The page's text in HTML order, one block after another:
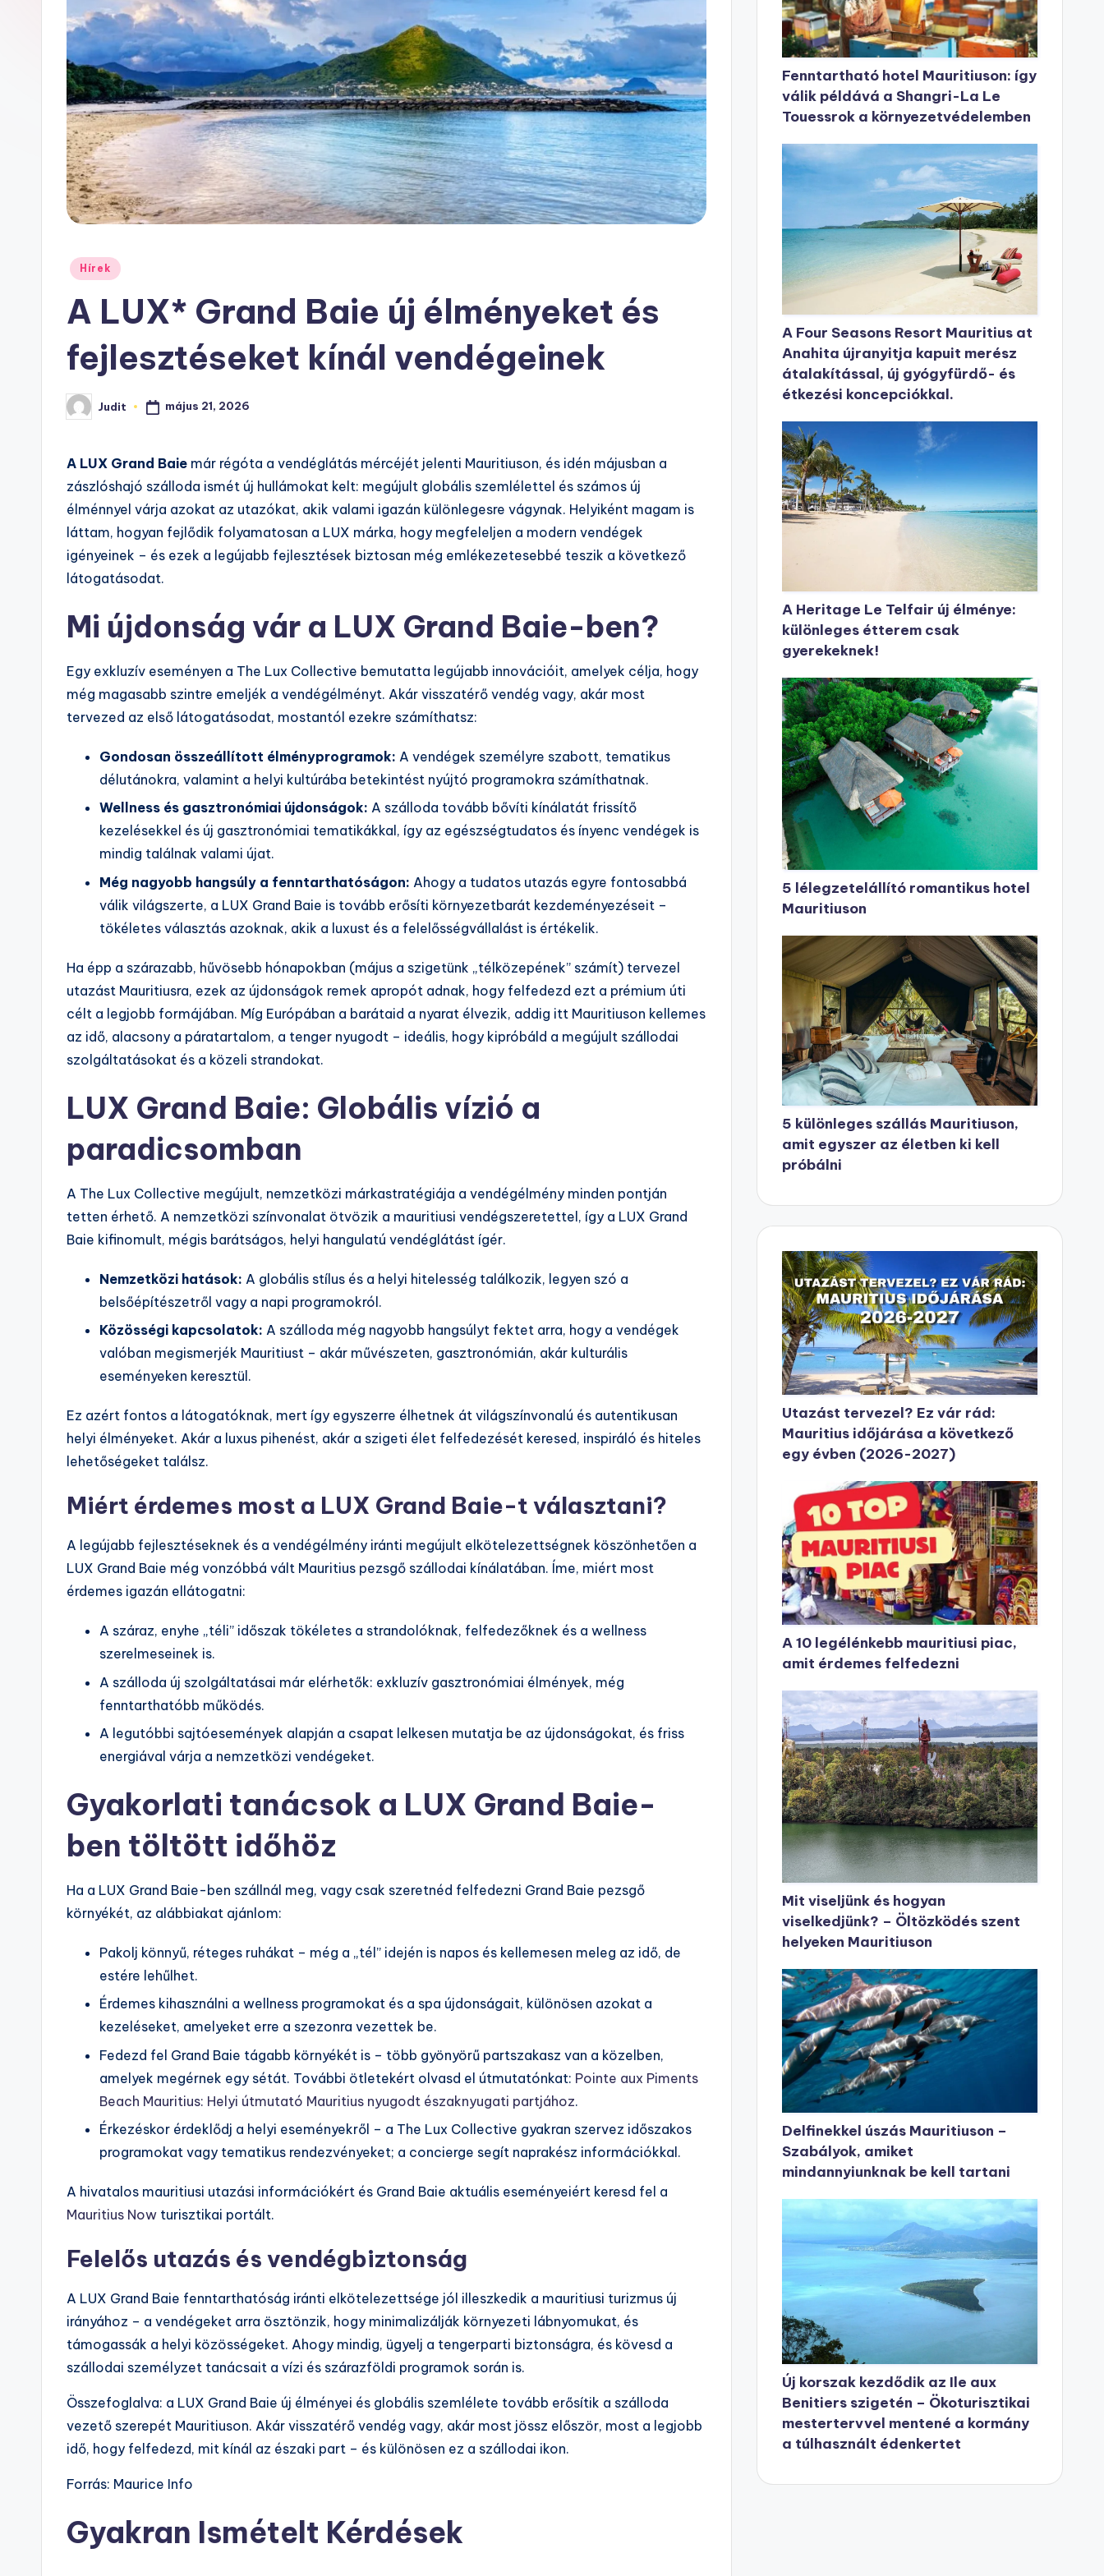
Posted
Hírek
A LUX* Grand Baie új élményeket és
fejlesztéseket kínál vendégeinek
Posted
by
Judit május 21, 2026
A LUX Grand Baie már régóta a vendéglátás mércéjét jelenti Mauritiuson, és idén májusban a
zászlóshajó szálloda ismét új hullámokat kelt: megújult globális szemlélettel és számos új
élménnyel várja azokat az utazókat, akik valami igazán különlegesre vágynak. Helyiként magam is
láttam, hogyan fejlődik folyamatosan a LUX márka, hogy megfeleljen a modern vendégek
igényeinek – és ezek a legújabb fejlesztések biztosan még emlékezetesebbé teszik a következő
látogatásodat.
Mi újdonság vár a LUX Grand Baie-ben?
Egy exkluzív eseményen a The Lux Collective bemutatta legújabb innovációit, amelyek célja, hogy
még magasabb szintre emeljék a vendégélményt. Akár visszatérő vendég vagy, akár most
tervezed az első látogatásodat, mostantól ezekre számíthatsz:
Gondosan összeállított élményprogramok: A vendégek személyre szabott, tematikus
délutánokra, valamint a helyi kultúrába betekintést nyújtó programokra számíthatnak.
Wellness és gasztronómiai újdonságok: A szálloda tovább bővíti kínálatát frissítő
kezelésekkel és új gasztronómiai tematikákkal, így az egészségtudatos és ínyenc vendégek is
mindig találnak valami újat.
Még nagyobb hangsúly a fenntarthatóságon: Ahogy a tudatos utazás egyre fontosabbá
válik világszerte, a LUX Grand Baie is tovább erősíti környezetbarát kezdeményezéseit –
tökéletes választás azoknak, akik a luxust és a felelősségvállalást is értékelik.
Ha épp a szárazabb, hűvösebb hónapokban (május a szigetünk „télközepének” számít) tervezel
utazást Mauritiusra, ezek az újdonságok remek apropót adnak, hogy felfedezd ezt a prémium úti
célt a legjobb formájában. Míg Európában a barátaid a nyarat élvezik, addig itt Mauritiuson kellemes
az idő, alacsony a páratartalom, a tenger nyugodt – ideális, hogy kipróbáld a megújult szállodai
szolgáltatásokat és a közeli strandokat.
LUX Grand Baie: Globális vízió a
paradicsomban
A The Lux Collective megújult, nemzetközi márkastratégiája a vendégélmény minden pontján
tetten érhető. A nemzetközi színvonalat ötvözik a mauritiusi vendégszeretettel, így a LUX Grand
Baie kifinomult, mégis barátságos, helyi hangulatú vendéglátást ígér.
Nemzetközi hatások: A globális stílus és a helyi hitelesség találkozik, legyen szó a
belsőépítészetről vagy a napi programokról.
Közösségi kapcsolatok: A szálloda még nagyobb hangsúlyt fektet arra, hogy a vendégek
valóban megismerjék Mauritiust – akár művészeten, gasztronómián, akár kulturális
eseményeken keresztül.
Ez azért fontos a látogatóknak, mert így egyszerre élhetnek át világszínvonalú és autentikusan
helyi élményeket. Akár a luxus pihenést, akár a szigeti élet felfedezését keresed, inspiráló és hiteles
lehetőségeket találsz.
Miért érdemes most a LUX Grand Baie-t választani?
A legújabb fejlesztéseknek és a vendégélmény iránti megújult elkötelezettségnek köszönhetően a
LUX Grand Baie még vonzóbbá vált Mauritius pezsgő szállodai kínálatában. Íme, miért most
érdemes igazán ellátogatni:
A száraz, enyhe „téli” időszak tökéletes a strandolóknak, felfedezőknek és a wellness
szerelmeseinek is.
A szálloda új szolgáltatásai már elérhetők: exkluzív gasztronómiai élmények, még
fenntarthatóbb működés.
A legutóbbi sajtóesemények alapján a csapat lelkesen mutatja be az újdonságokat, és friss
energiával várja a nemzetközi vendégeket.
Gyakorlati tanácsok a LUX Grand Baie-
ben töltött időhöz
Ha a LUX Grand Baie-ben szállnál meg, vagy csak szeretnéd felfedezni Grand Baie pezsgő
környékét, az alábbiakat ajánlom:
Pakolj könnyű, réteges ruhákat – még a „tél” idején is napos és kellemesen meleg az idő, de
estére lehűlhet.
Érdemes kihasználni a wellness programokat és a spa újdonságait, különösen azokat a
kezeléseket, amelyeket erre a szezonra vezettek be.
Fedezd fel Grand Baie tágabb környékét is – több gyönyörű partszakasz van a közelben,
amelyek megérnek egy sétát. További ötletekért olvasd el útmutatónkat: Pointe aux Piments
Beach Mauritius: Helyi útmutató Mauritius nyugodt északnyugati partjához.
Érkezéskor érdeklődj a helyi eseményekről – a The Lux Collective gyakran szervez időszakos
programokat vagy tematikus rendezvényeket; a concierge segít naprakész információkkal.
A hivatalos mauritiusi utazási információkért és Grand Baie aktuális eseményeiért keresd fel a
Mauritius Now turisztikai portált.
Felelős utazás és vendégbiztonság
A LUX Grand Baie fenntarthatóság iránti elkötelezettsége jól illeszkedik a mauritiusi turizmus új
irányához – a vendégeket arra ösztönzik, hogy minimalizálják környezeti lábnyomukat, és
támogassák a helyi közösségeket. Ahogy mindig, ügyelj a tengerparti biztonságra, és kövesd a
szállodai személyzet tanácsait a vízi és szárazföldi programok során is.
Összefoglalva: a LUX Grand Baie új élményei és globális szemlélete tovább erősítik a szálloda
vezető szerepét Mauritiuson. Akár visszatérő vendég vagy, akár most jössz először, most a legjobb
idő, hogy felfedezd, mit kínál az északi part – és különösen ez a szállodai ikon.
Forrás: Maurice Info
Gyakran Ismételt Kérdések
Fenntartható hotel Mauritiuson: így
válik példává a Shangri-La Le
Touessrok a környezetvédelemben
A Four Seasons Resort Mauritius at
Anahita újranyitja kapuit merész
átalakítással, új gyógyfürdő- és
étkezési koncepciókkal.
A Heritage Le Telfair új élménye:
különleges étterem csak
gyerekeknek!
5 lélegzetelállító romantikus hotel
Mauritiuson
5 különleges szállás Mauritiuson,
amit egyszer az életben ki kell
próbálni
Utazást tervezel? Ez vár rád:
Mauritius időjárása a következő
egy évben (2026-2027)
A 10 legélénkebb mauritiusi piac,
amit érdemes felfedezni
Mit viseljünk és hogyan
viselkedjünk? – Öltözködés szent
helyeken Mauritiuson
Delfinekkel úszás Mauritiuson –
Szabályok, amiket
mindannyiunknak be kell tartani
Új korszak kezdődik az Ile aux
Benitiers szigetén – Ökoturisztikai
mestertervvel mentené a kormány
a túlhasznált édenkertet